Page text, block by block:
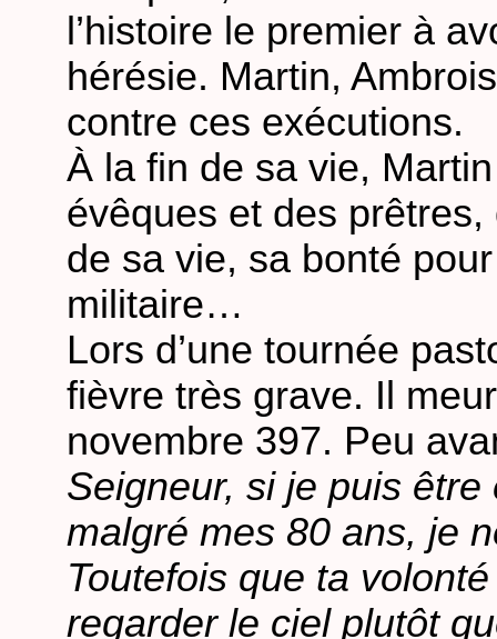
l’histoire le premier à
hérésie. Martin,
contre ces exécutions.
À la fin de sa vie,
évêques et des
de sa vie, sa bonté
militaire…
Lors d’une tournée
fièvre très grave. Il
novembre 397. Peu
Seigneur, si je puis
malgré mes 80 ans, je
Toutefois que ta
regarder le ciel plutôt